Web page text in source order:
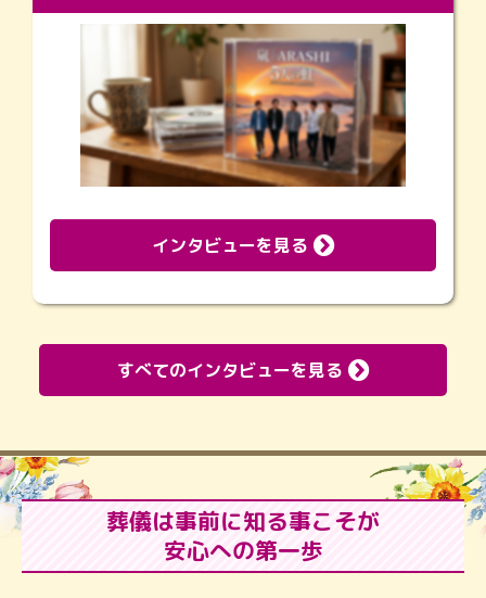
インタビューを見る
すべてのインタビューを見る
葬儀は事前に知る事こそが
安心への第一歩